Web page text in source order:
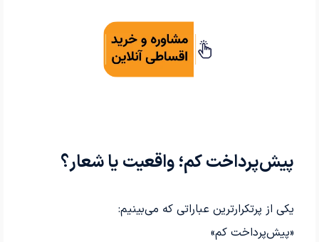
پیش‌پرداخت کم؛ واقعیت یا شعار؟
یکی از پرتکرارترین عباراتی که می‌بینیم:
«پیش‌پرداخت کم»